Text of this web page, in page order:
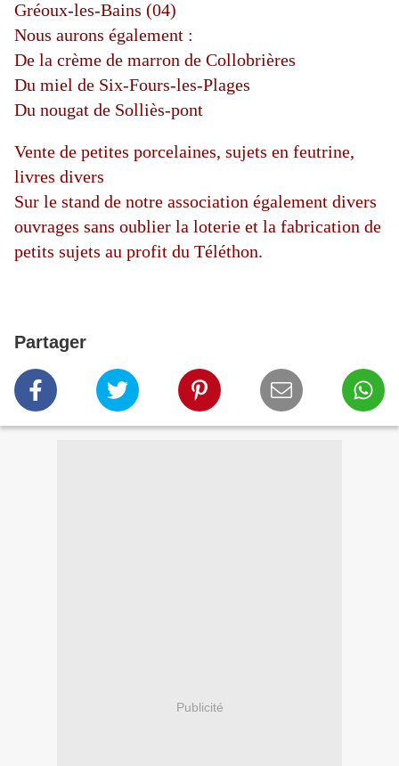
Gréoux-les-Bains (04)
Nous aurons également :
De la crème de marron de Collobrières
Du miel de Six-Fours-les-Plages
Du nougat de Solliès-pont
Vente de petites porcelaines, sujets en feutrine,
livres divers
Sur le stand de notre association également divers
ouvrages sans oublier la loterie et la fabrication de
petits sujets au profit du Téléthon.
Partager
Publicité